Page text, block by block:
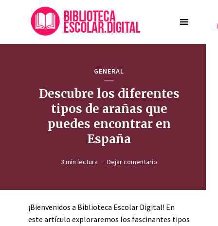
GENERAL
Descubre los diferentes
tipos de arañas que
puedes encontrar en
España
3 min lectura Dejar comentario
¡Bienvenidos a Biblioteca Escolar Digital! En
este artículo exploraremos los fascinantes tipos